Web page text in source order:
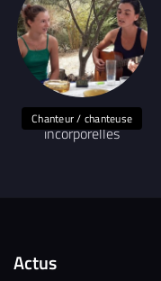
Chanteur / chanteuse
incorporelles
Actus